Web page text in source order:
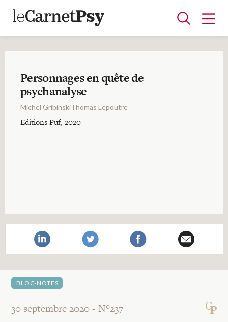
Articles
A la une
Adolescence
Dispositif
Enfance
Périnatalité
Psychanalyse
Psychopathologie
Soin
Dossiers
Recherches
Personnages en quête de
psychanalyse
Michel GribinskiThomas Lepoutre
Editions Puf, 2020
BLOC-NOTES
30 septembre 2020 -N°237